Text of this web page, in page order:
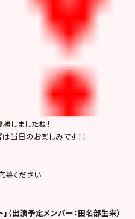
しましたね！
当日のお楽しみです！！
募ください
（出演予定メンバー：田名部生来）